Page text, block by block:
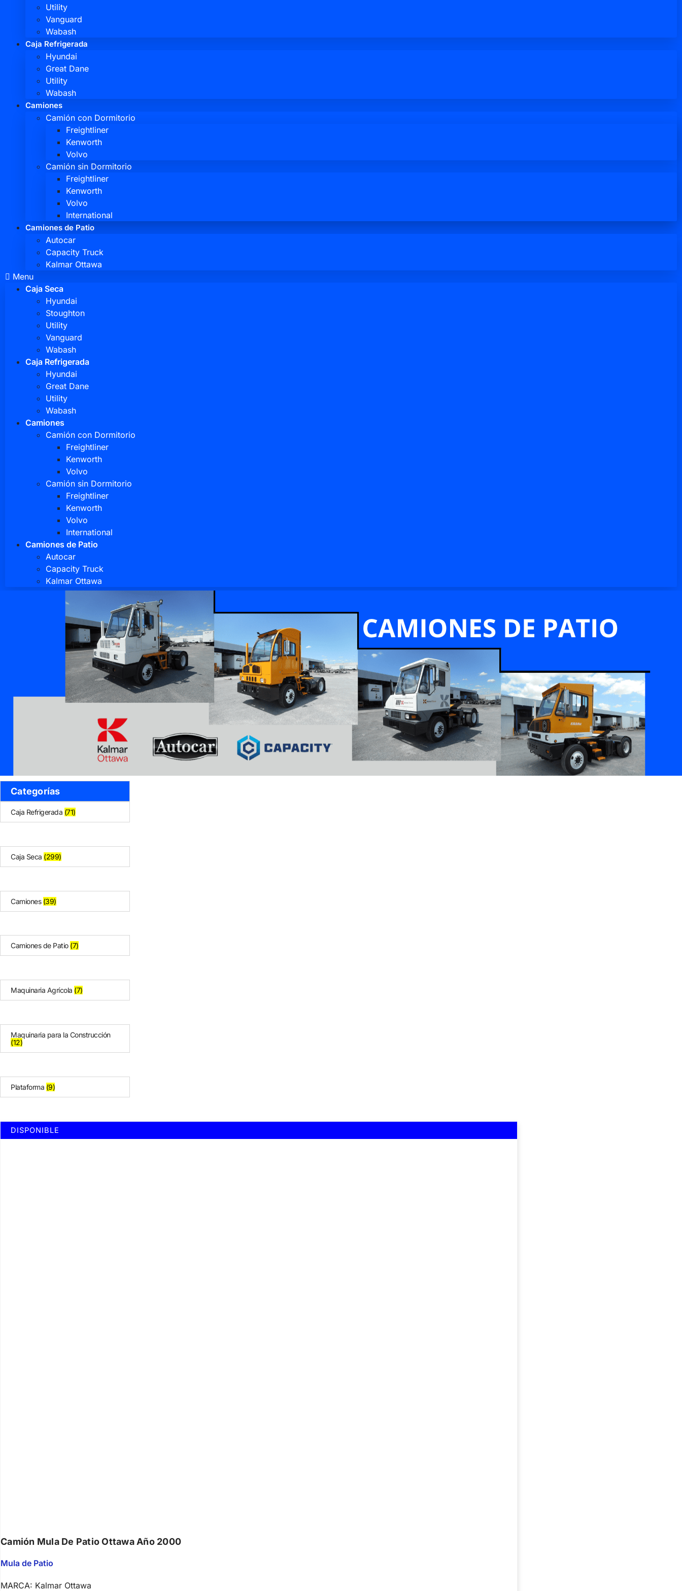
Utility
Vanguard
Wabash
Caja Refrigerada
Hyundai
Great Dane
Utility
Wabash
Camiones
Camión con Dormitorio
Freightliner
Kenworth
Volvo
Camión sin Dormitorio
Freightliner
Kenworth
Volvo
International
Camiones de Patio
Autocar
Capacity Truck
Kalmar Ottawa
Menu
Caja Seca
Hyundai
Stoughton
Utility
Vanguard
Wabash
Caja Refrigerada
Hyundai
Great Dane
Utility
Wabash
Camiones
Camión con Dormitorio
Freightliner
Kenworth
Volvo
Camión sin Dormitorio
Freightliner
Kenworth
Volvo
International
Camiones de Patio
Autocar
Capacity Truck
Kalmar Ottawa
Categorías
Caja Refrigerada (71)
Caja Seca (299)
Camiones (39)
Camiones de Patio (7)
Maquinaria Agrícola (7)
Maquinaria para la Construcción
(12)
Plataforma (9)
DISPONIBLE
Camión Mula De Patio Ottawa Año 2000
Mula de Patio
MARCA: Kalmar Ottawa